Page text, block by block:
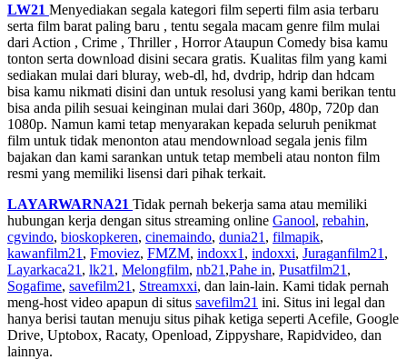
LW21 Menyediakan segala kategori film seperti film asia terbaru
serta film barat paling baru , tentu segala macam genre film mulai
dari Action , Crime , Thriller , Horror Ataupun Comedy bisa kamu
tonton serta download disini secara gratis. Kualitas film yang kami
sediakan mulai dari bluray, web-dl, hd, dvdrip, hdrip dan hdcam
bisa kamu nikmati disini dan untuk resolusi yang kami berikan tentu
bisa anda pilih sesuai keinginan mulai dari 360p, 480p, 720p dan
1080p. Namun kami tetap menyarakan kepada seluruh penikmat
film untuk tidak menonton atau mendownload segala jenis film
bajakan dan kami sarankan untuk tetap membeli atau nonton film
resmi yang memiliki lisensi dari pihak terkait.
LAYARWARNA21 Tidak pernah bekerja sama atau memiliki
hubungan kerja dengan situs streaming online Ganool, rebahin,
cgvindo, bioskopkeren, cinemaindo, dunia21 , filmapik,
kawanfilm21 , Fmoviez, FMZM, indoxx1 , indoxxi, Juraganfilm21 ,
Layarkaca21 , lk21 , Melongfilm, nb21 ,Pahe in, Pusatfilm21 ,
Sogafime, savefilm21 , Streamxxi, dan lain-lain. Kami tidak pernah
meng-host video apapun di situs savefilm21 ini. Situs ini legal dan
hanya berisi tautan menuju situs pihak ketiga seperti Acefile, Google
Drive, Uptobox, Racaty, Openload, Zippyshare, Rapidvideo, dan
lainnya.